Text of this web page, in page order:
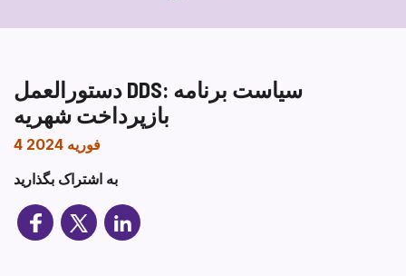
دستورالعمل DDS: سیاست برنامه
بازپرداخت شهریه
4 فوریه 2024
به اشتراک بگذارید